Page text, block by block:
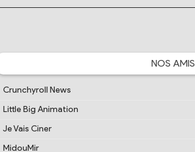
NOS AMIS
Crunchyroll News
Little Big Animation
Je Vais Ciner
MidouMir